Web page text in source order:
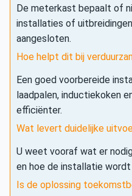
De meterkast bepaalt of
installaties of
aangesloten.
Hoe helpt dit bij
Een goed voorbereide
laadpalen, inductiekoken
efficiënter.
Wat levert duidelijke
U weet vooraf wat er
en hoe de installatie
Is de oplossing